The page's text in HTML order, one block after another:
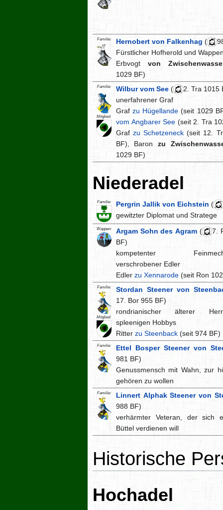
Familie: Hernobert von Falkenhag (
Fürstlicher Hofherold und
Erbvogt von
1029 BF)
Familie:
Mitglied:
Wilbur vom See (
2. Tra 1015
unerfahrener Graf
Graf zu Hügellande (seit 1029
vom Angbarer See (seit 2. Tra
Graf zu Schetzeneck (seit 12.
BF), Baron zu
1029 BF)
Niederadel
Familie: Pergrin Jallik von Eichstein (
gewitzter Diplomat und Stratege
Wappen: Argam Sohn des Agram (
7.
BF)
kompetenter
verschrobener Edler
Edler zu Xennarode (seit Ron
Familie:
Mitglied:
Stordan Steener von
17. Bor 955 BF)
rondrianischer älterer
spleenigen Hobbys
Ritter zu Steenback (seit 974 BF)
Familie:
Ettel Bosper Steener von
981 BF)
Genussmensch mit Wahn, zur
gehören zu wollen
Familie:
Linnert Alphak Steener von
988 BF)
verhärmter Veteran, der sich
Büttel verdienen will
Historische
Hochadel